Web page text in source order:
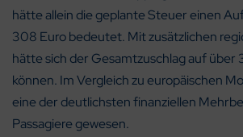
hätte allein die geplante Steuer einen
308 Euro bedeutet. Mit zusätzlichen
hätte sich der Gesamtzuschlag auf über
können. Im Vergleich zu europäischen
eine der deutlichsten finanziellen
Passagiere gewesen.